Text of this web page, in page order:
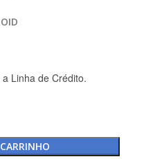
a Linha de Crédito.